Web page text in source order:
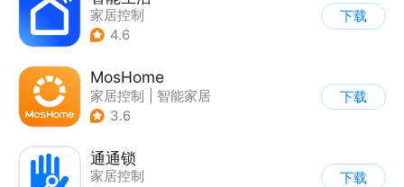
家居控制
4.6
下载
MosHome
家居控制
智能家居
3.6
下载
通通锁
家居控制
下载